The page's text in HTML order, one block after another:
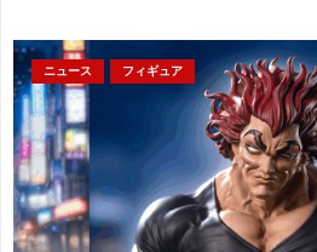
ニュース フィギュア